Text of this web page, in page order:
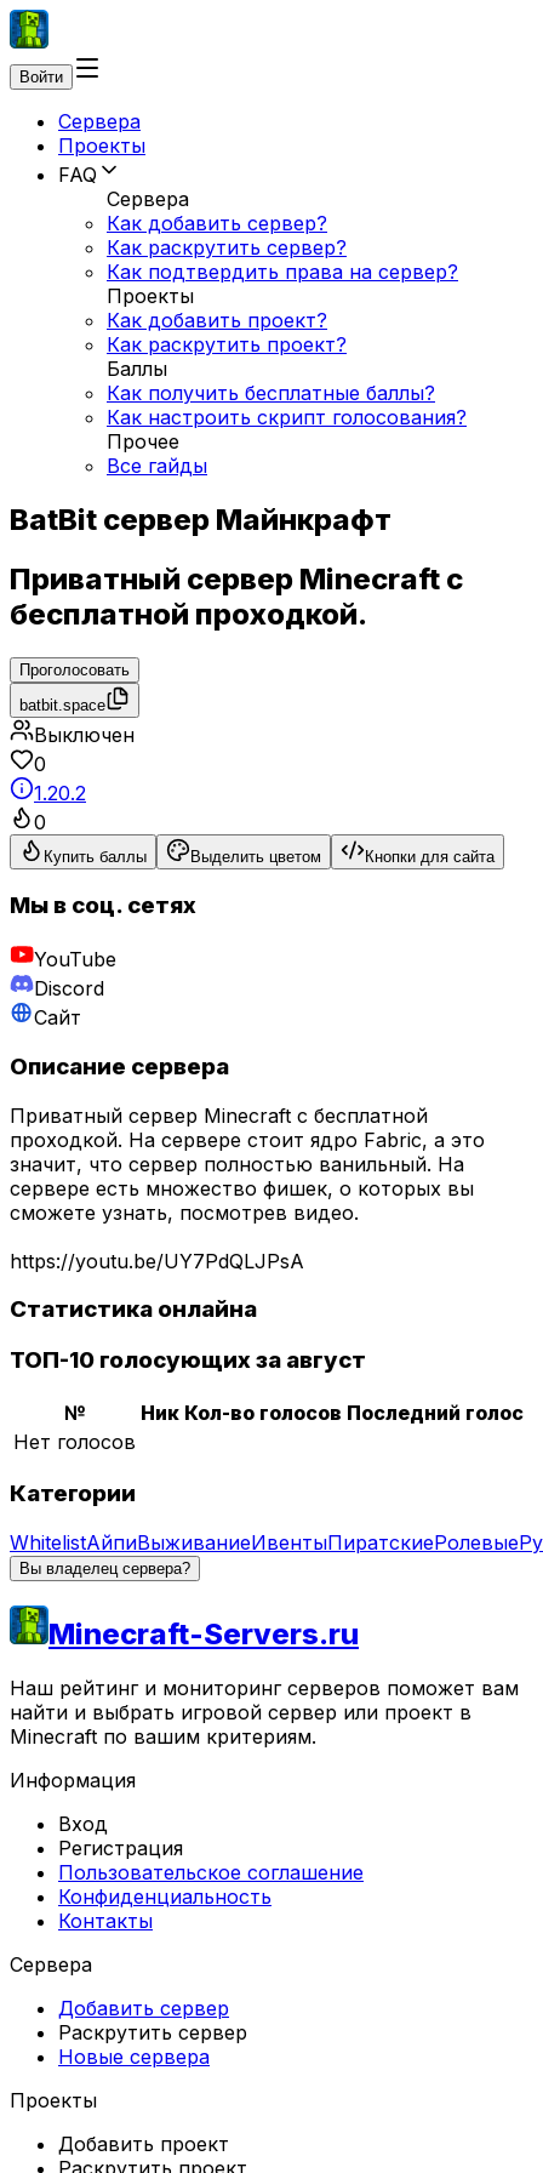
Войти
Сервера
Проекты
FAQ
Сервера
Как добавить сервер?
Как раскрутить сервер?
Как подтвердить права на сервер?
Проекты
Как добавить проект?
Как раскрутить проект?
Баллы
Как получить бесплатные баллы?
Как настроить скрипт голосования?
Прочее
Все гайды
BatBit сервер Майнкрафт
Приватный сервер Minecraft с
бесплатной проходкой.
Проголосовать
batbit.space
Выключен
0
1.20.2
0
Купить баллы Выделить цветом Кнопки для сайта
Мы в соц. сетях
YouTube
Discord
Сайт
Описание сервера
Приватный сервер Minecraft с бесплатной
проходкой. На сервере стоит ядро Fabric, а это
значит, что сервер полностью ванильный. На
сервере есть множество фишек, о которых вы
сможете узнать, посмотрев видео.
https://youtu.be/UY7PdQLJPsA
Статистика онлайна
ТОП-10 голосующих за август
№ Ник Кол-во голосов Последний голос
Нет голосов
Категории
WhitelistАйпиВыживаниеИвентыПиратскиеРолевые
Вы владелец сервера?
Minecraft-Servers.ru
Наш рейтинг и мониторинг серверов поможет вам
найти и выбрать игровой сервер или проект в
Minecraft по вашим критериям.
Информация
Вход
Регистрация
Пользовательское соглашение
Конфиденциальность
Контакты
Сервера
Добавить сервер
Раскрутить сервер
Новые сервера
Проекты
Добавить проект
Раскрутить проект